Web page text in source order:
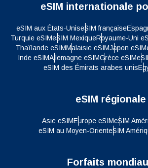
eSIM internationale
eSIM aux États-UniseSIM française
Turquie eSIMeSIM MexiqueRoyaume-Uni
Thaïlande eSIMMalaisie eSIMJapon eSIM
Inde eSIMAllemagne eSIMGrèce eSIM
eSIM des Émirats arabes unis
eSIM régionale
Asie eSIMEurope eSIMeSIM
eSIM au Moyen-OrienteSIM
Forfaits